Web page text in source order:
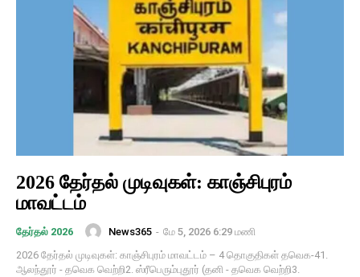
2026 தேர்தல் முடிவுகள்: காஞ்சிபுரம்
மாவட்டம்
தேர்தல் 2026 News365 - மே 5, 2026 6:29 மணி
2026 தேர்தல் முடிவுகள்: காஞ்சிபுரம் மாவட்டம் – 4 தொகுதிகள் தவெக-41.
ஆலந்தூர் - தவெக வெற்றி2. ஸ்ரீபெரும்புதூர் (தனி - தவெக வெற்றி3.